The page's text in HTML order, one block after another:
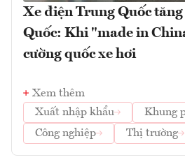
Xe điện Trung Quốc
Quốc: Khi "made in
cường quốc xe hơi
Xem thêm
Xuất nhập khẩu
Khung
Công nghiệp
Thị trường